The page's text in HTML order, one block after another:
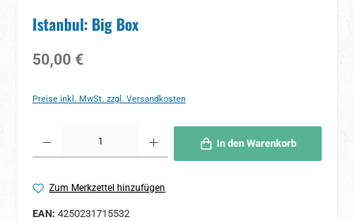
Istanbul: Big Box
Regulärer Preis:
50,00 €
Preise inkl. MwSt. zzgl. Versandkosten
In den Warenkorb
Zum Merkzettel hinzufügen
EAN: 4250231715532